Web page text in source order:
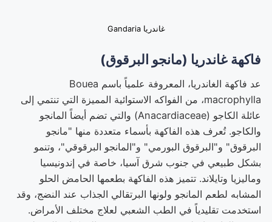
غاندريا Gandaria
فاكهة غاندريا (مانجو البرقوق)
عد فاكهة الغاندريا، المعروفة علمياً باسم Bouea
macrophylla، من الفواكه الاستوائية المميزة التي تنتمي إلى
عائلة الكاجو (Anacardiaceae) والتي تضم أيضاً المانجو
والكاجو. تُعرف هذه الفاكهة بأسماء متعددة منها "مانجو
البرقوق" و"البرقوق البورمي" و"المانجو البرقوقي"، وتنمو
بشكل طبيعي في جنوب شرق آسيا، خاصة في إندونيسيا
وماليزيا وتايلاند. تتميز هذه الفاكهة بطعمها الحامض الحلو
المشابه لطعم المانجو ولونها البرتقالي الجذاب عند النضج، وقد
استخدمت تقليدياً في الطب الشعبي لعلاج مختلف الأمراض.